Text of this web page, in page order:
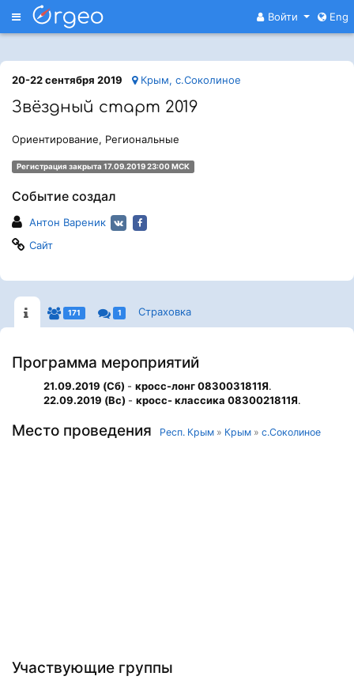
Меню Войти Eng
20-22 сентября 2019 Крым, с.Соколиное
Звёздный старт 2019
Ориентирование, Региональные
Регистрация закрыта 17.09.2019 23:00 МСК
Событие создал
Антон Вареник
Сайт
171 1 Страховка
Программа мероприятий
21.09.2019 (Сб) - кросс-лонг 0830031811Я.
22.09.2019 (Вс) - кросс- классика 0830021811Я.
Место проведения Респ. Крым » Крым » с.Соколиное
Участвующие группы